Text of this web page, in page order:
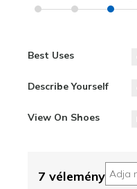
Best Uses
Describe Yourself
View On Shoes
7 vélemény